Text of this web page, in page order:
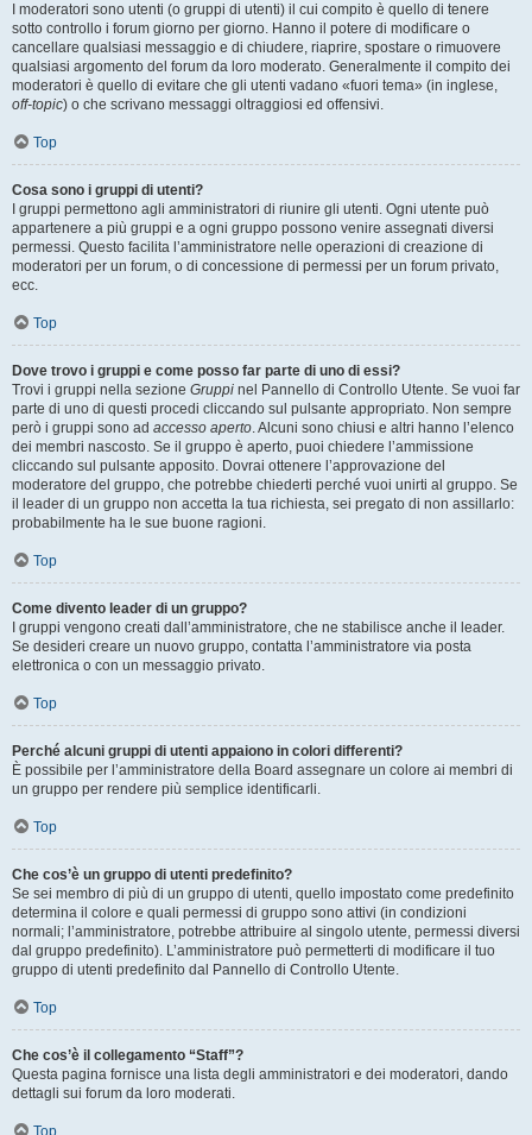
I moderatori sono utenti (o gruppi di utenti) il cui compito è quello di tenere
sotto controllo i forum giorno per giorno. Hanno il potere di modificare o
cancellare qualsiasi messaggio e di chiudere, riaprire, spostare o rimuovere
qualsiasi argomento del forum da loro moderato. Generalmente il compito dei
moderatori è quello di evitare che gli utenti vadano «fuori tema» (in inglese,
off-topic) o che scrivano messaggi oltraggiosi ed offensivi.
Top
Cosa sono i gruppi di utenti?
I gruppi permettono agli amministratori di riunire gli utenti. Ogni utente può
appartenere a più gruppi e a ogni gruppo possono venire assegnati diversi
permessi. Questo facilita l’amministratore nelle operazioni di creazione di
moderatori per un forum, o di concessione di permessi per un forum privato,
ecc.
Top
Dove trovo i gruppi e come posso far parte di uno di essi?
Trovi i gruppi nella sezione Gruppi nel Pannello di Controllo Utente. Se vuoi far
parte di uno di questi procedi cliccando sul pulsante appropriato. Non sempre
però i gruppi sono ad accesso aperto. Alcuni sono chiusi e altri hanno l’elenco
dei membri nascosto. Se il gruppo è aperto, puoi chiedere l’ammissione
cliccando sul pulsante apposito. Dovrai ottenere l’approvazione del
moderatore del gruppo, che potrebbe chiederti perché vuoi unirti al gruppo. Se
il leader di un gruppo non accetta la tua richiesta, sei pregato di non assillarlo:
probabilmente ha le sue buone ragioni.
Top
Come divento leader di un gruppo?
I gruppi vengono creati dall’amministratore, che ne stabilisce anche il leader.
Se desideri creare un nuovo gruppo, contatta l’amministratore via posta
elettronica o con un messaggio privato.
Top
Perché alcuni gruppi di utenti appaiono in colori differenti?
È possibile per l’amministratore della Board assegnare un colore ai membri di
un gruppo per rendere più semplice identificarli.
Top
Che cos’è un gruppo di utenti predefinito?
Se sei membro di più di un gruppo di utenti, quello impostato come predefinito
determina il colore e quali permessi di gruppo sono attivi (in condizioni
normali; l’amministratore, potrebbe attribuire al singolo utente, permessi diversi
dal gruppo predefinito). L’amministratore può permetterti di modificare il tuo
gruppo di utenti predefinito dal Pannello di Controllo Utente.
Top
Che cos’è il collegamento “Staff”?
Questa pagina fornisce una lista degli amministratori e dei moderatori, dando
dettagli sui forum da loro moderati.
Top